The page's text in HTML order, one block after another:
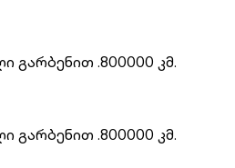
გარბენით .800000 კმ.
გარბენით .800000 კმ.